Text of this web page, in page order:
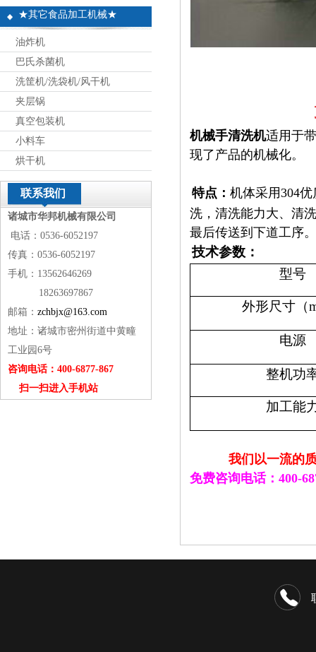
★其它食品加工机械★
油炸机
巴氏杀菌机
洗筐机/洗袋机/风干机
夹层锅
真空包装机
小料车
烘干机
联系我们
诸城市华邦机械有限公司
电话：0536-6052197
传真：0536-6052197
手机：13562646269
18263697867
邮箱： zchbjx@163.com
地址：诸城市密州街道中黄疃
工业园6号
咨询电话：400-6877-867
扫一扫进入手机站
机械手清洗机适用于
现了产品的机械化。
特点： 机体采用304优
洗，清洗能力大、清
最后传送到下道工序。
技术参数：
型号
外形尺寸（
电源
整机功
加工能
我们以一流的质量
免费咨询电话：400-